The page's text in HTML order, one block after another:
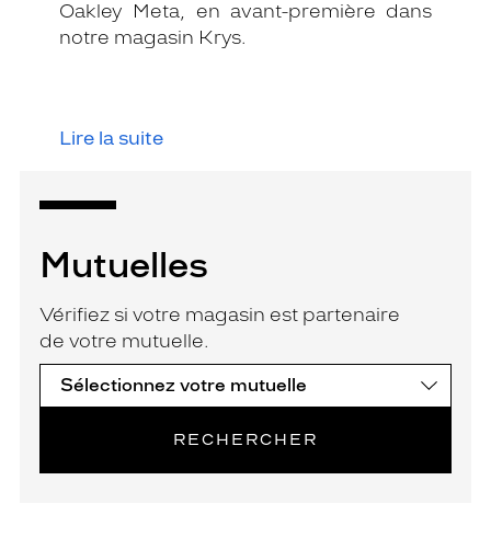
Oakley Meta, en avant-première dans
notre magasin Krys.
Lire la suite
Mutuelles
Vérifiez si votre magasin est partenaire
de votre mutuelle.
RECHERCHER